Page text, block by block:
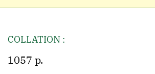
COLLATION :
1057 p.